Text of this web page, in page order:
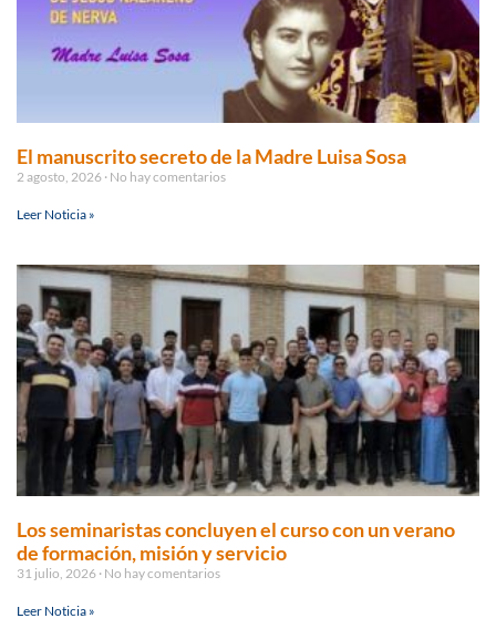
El manuscrito secreto de la Madre Luisa Sosa
2 agosto, 2026 No hay comentarios
Leer Noticia »
Los seminaristas concluyen el curso con un verano
de formación, misión y servicio
31 julio, 2026 No hay comentarios
Leer Noticia »